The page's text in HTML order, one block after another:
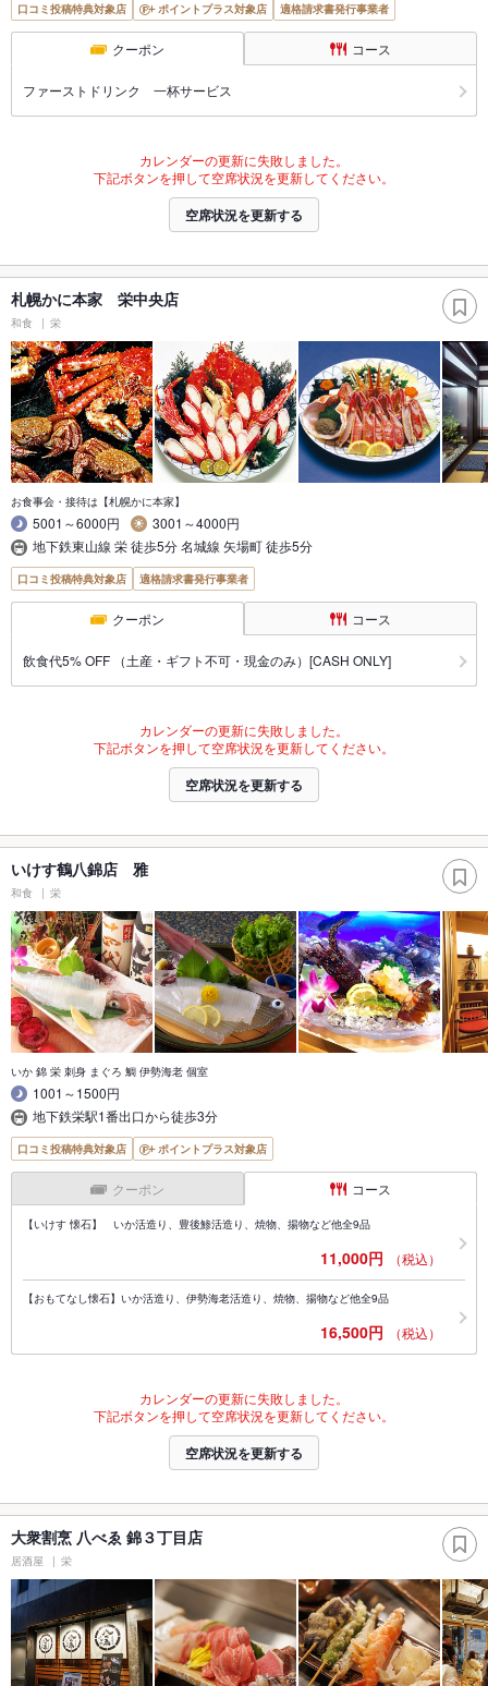
口コミ投稿特典対象店 ポイントプラス対象店 適格請求書発行事業者
クーポン コース
ファーストドリンク 一杯サービス
カレンダーの更新に失敗しました。
下記ボタンを押して空席状況を更新してください。
空席状況を更新する
札幌かに本家 栄中央店
和食 栄
お食事会・接待は【札幌かに本家】
5001～6000円
3001～4000円
地下鉄東山線 栄 徒歩5分 名城線 矢場町 徒歩5分
口コミ投稿特典対象店 適格請求書発行事業者
クーポン コース
飲食代5% OFF （土産・ギフト不可・現金のみ）[CASH ONLY]
カレンダーの更新に失敗しました。
下記ボタンを押して空席状況を更新してください。
空席状況を更新する
いけす鶴八錦店 雅
和食 栄
いか 錦 栄 刺身 まぐろ 鯛 伊勢海老 個室
1001～1500円
地下鉄栄駅1番出口から徒歩3分
口コミ投稿特典対象店 ポイントプラス対象店
クーポン コース
【いけす 懐石】 いか活造り、豊後鯵活造り、焼物、揚物など他全9品
11,000円 （税込）
【おもてなし懐石】いか活造り、伊勢海老活造り、焼物、揚物など他全9品
16,500円 （税込）
カレンダーの更新に失敗しました。
下記ボタンを押して空席状況を更新してください。
空席状況を更新する
大衆割烹 八べゑ 錦３丁目店
居酒屋 栄